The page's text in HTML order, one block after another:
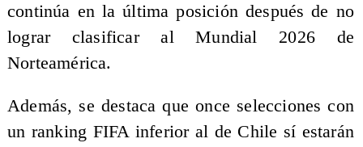
continúa en la última posición después de no
lograr clasificar al Mundial 2026 de
Norteamérica.
Además, se destaca que once selecciones con
un ranking FIFA inferior al de Chile sí estarán